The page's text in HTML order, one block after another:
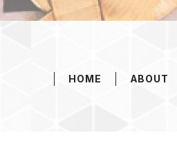
HOME ABOUT